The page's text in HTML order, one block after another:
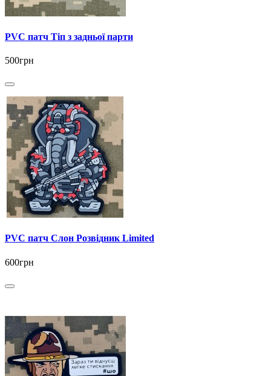
PVC патч Тіп з задньої парти
500грн
PVC патч Слон Розвідник Limited
600грн